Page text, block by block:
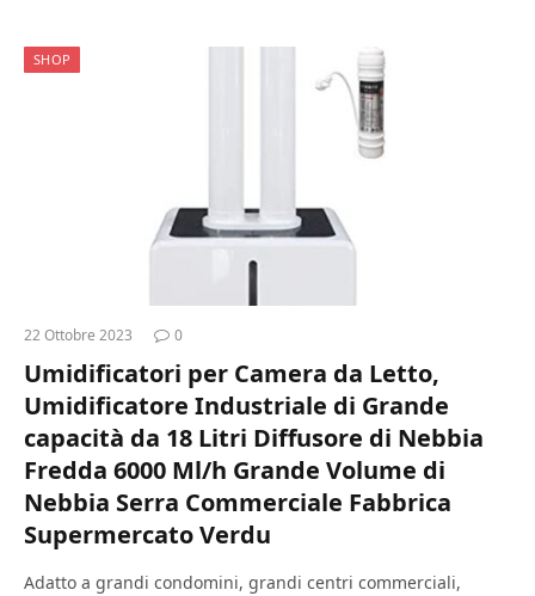
SHOP
22 Ottobre 2023 0
Umidificatori per Camera da Letto,
Umidificatore Industriale di Grande
capacità da 18 Litri Diffusore di Nebbia
Fredda 6000 Ml/h Grande Volume di
Nebbia Serra Commerciale Fabbrica
Supermercato Verdu
Adatto a grandi condomini, grandi centri commerciali,